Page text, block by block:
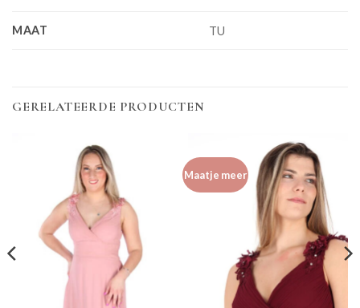
MAAT TU
GERELATEERDE PRODUCTEN
Maatje meer